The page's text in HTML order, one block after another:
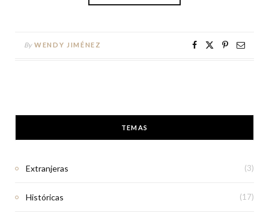
By WENDY JIMÉNEZ
TEMAS
Extranjeras (3)
Históricas (17)